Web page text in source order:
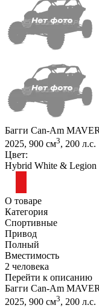
Багги Can-Am
2025, 900 см3, 200 л.с.
Цвет:
Hybrid White & Legion
О товаре
Категория
Спортивные
Привод
Полный
Вместимость
2 человека
Перейти к описанию
Багги Can-Am
2025, 900 см3, 200 л.с.